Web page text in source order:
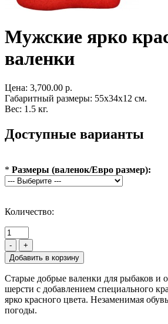
Мужские ярко
валенки
Цена: 3,700.00 р.
Габаритный размеры: 55x34x12 см.
Вес: 1.5 кг.
Доступные варианты
* Размеры (валенок/Евро размер):
Количество:
- +
Старые добрые валенки для рыбаков и
шерсти с добавлением специального
ярко красного цвета. Незаменимая
погоды.